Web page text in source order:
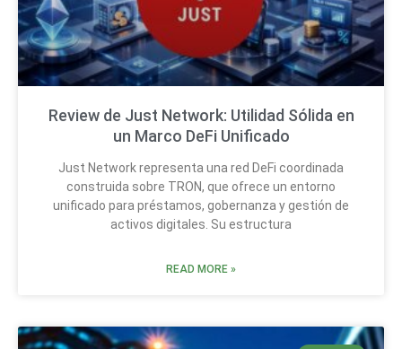
Review de Just Network: Utilidad Sólida en
un Marco DeFi Unificado
Just Network representa una red DeFi coordinada
construida sobre TRON, que ofrece un entorno
unificado para préstamos, gobernanza y gestión de
activos digitales. Su estructura
READ MORE »